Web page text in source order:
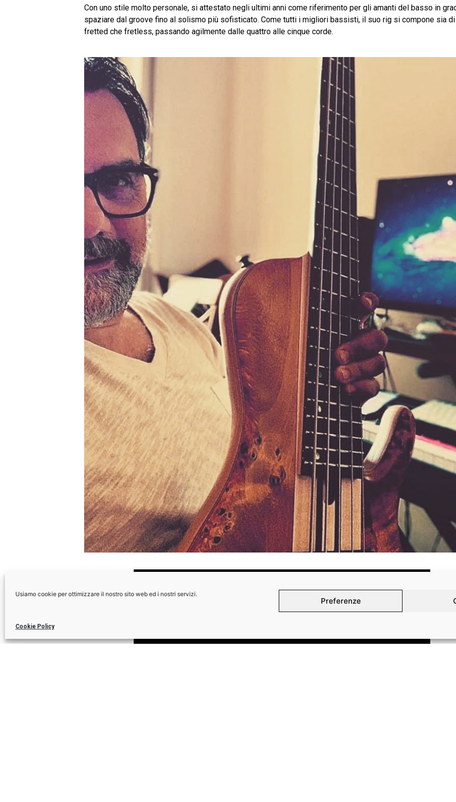
Usiamo cookie per ottimizzare il nostro sito web ed i nostri servizi.
Preferenze
Cookie Policy
Con uno stile molto personale, si attestato negli ultimi anni come riferimento per gli amanti del basso in
spaziare dal groove fino al solismo più sofisticato. Come tutti i migliori bassisti, il suo rig si compone sia
fretted che fretless, passando agilmente dalle quattro alle cinque corde.